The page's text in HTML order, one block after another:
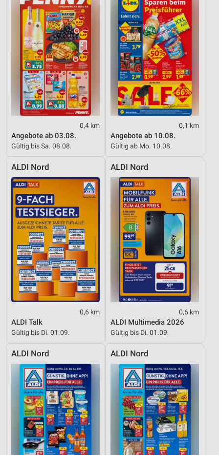
0,4 km
Angebote ab 03.08.
Gültig bis Sa. 08.08.
0,1 km
Angebote ab 10.08.
Gültig ab Mo. 10.08.
ALDI Nord
0,6 km
ALDI Talk
Gültig bis Di. 01.09.
ALDI Nord
0,6 km
ALDI Multimedia 2026
Gültig bis Di. 01.09.
ALDI Nord ALDI Nord
Erstellung von Profilen für personalisierte
Werbung
Verwendung von Profilen zur Auswahl
personalisierter Werbung
Erstellung von Profilen zur Personalisierung
von Inhalten
Verwendung von Profilen zur Auswahl
personalisierter Inhalte
Messung der Werbeleistung
Messung der Performance von Inhalten
Analyse von Zielgruppen durch Statistiken oder
Quellen
Entwicklung und Verbesserung der Angebote
Verwendung reduzierter Daten zur Auswahl von
Inhalten
IAB-Besonderheiten:
Verwendung genauer Standortdaten
Geräte anhand von aktiv angeforderten
Informationen identifizieren
Nicht-IAB-Verarbeitungszwecke:
Notwendig
Funktional
Werbung